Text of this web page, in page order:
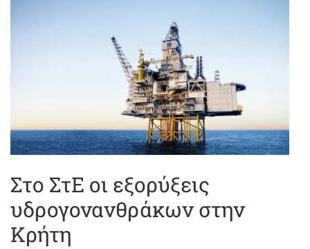
Στο ΣτΕ οι εξορύξεις
υδρογονανθράκων στην
Κρήτη